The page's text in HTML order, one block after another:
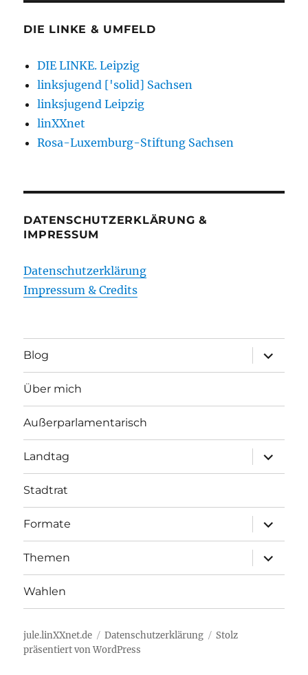
DIE LINKE & UMFELD
DIE LINKE. Leipzig
linksjugend ['solid] Sachsen
linksjugend Leipzig
linXXnet
Rosa-Luxemburg-Stiftung Sachsen
DATENSCHUTZERKLÄRUNG &
IMPRESSUM
Datenschutzerklärung
Impressum & Credits
Blog
öffnen
Über mich
Außerparlamentarisch
Landtag
öffnen
Stadtrat
Formate
öffnen
Themen
öffnen
Wahlen
jule.linXXnet.de Datenschutzerklärung
Stolz
präsentiert von WordPress